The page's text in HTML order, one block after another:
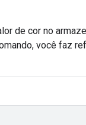
de cor no
você faz